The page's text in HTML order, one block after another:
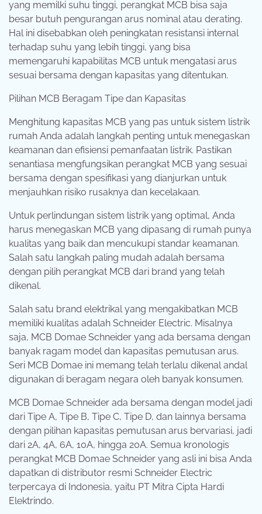
yang memilki suhu tinggi, perangkat MCB bisa saja
besar butuh pengurangan arus nominal atau derating.
Hal ini disebabkan oleh peningkatan resistansi internal
terhadap suhu yang lebih tinggi, yang bisa
memengaruhi kapabilitas MCB untuk mengatasi arus
sesuai bersama dengan kapasitas yang ditentukan.
Pilihan MCB Beragam Tipe dan Kapasitas
Menghitung kapasitas MCB yang pas untuk sistem listrik
rumah Anda adalah langkah penting untuk menegaskan
keamanan dan efisiensi pemanfaatan listrik. Pastikan
senantiasa mengfungsikan perangkat MCB yang sesuai
bersama dengan spesifikasi yang dianjurkan untuk
menjauhkan risiko rusaknya dan kecelakaan.
Untuk perlindungan sistem listrik yang optimal, Anda
harus menegaskan MCB yang dipasang di rumah punya
kualitas yang baik dan mencukupi standar keamanan.
Salah satu langkah paling mudah adalah bersama
dengan pilih perangkat MCB dari brand yang telah
dikenal.
Salah satu brand elektrikal yang mengakibatkan MCB
memiliki kualitas adalah Schneider Electric. Misalnya
saja, MCB Domae Schneider yang ada bersama dengan
banyak ragam model dan kapasitas pemutusan arus.
Seri MCB Domae ini memang telah terlalu dikenal andal
digunakan di beragam negara oleh banyak konsumen.
MCB Domae Schneider ada bersama dengan model jadi
dari Tipe A, Tipe B, Tipe C, Tipe D, dan lainnya bersama
dengan pilihan kapasitas pemutusan arus bervariasi, jadi
dari 2A, 4A, 6A, 10A, hingga 20A. Semua kronologis
perangkat MCB Domae Schneider yang asli ini bisa Anda
dapatkan di distributor resmi Schneider Electric
terpercaya di Indonesia, yaitu PT Mitra Cipta Hardi
Elektrindo.